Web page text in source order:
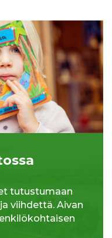
tutustumaan
viihdettä. Aivan